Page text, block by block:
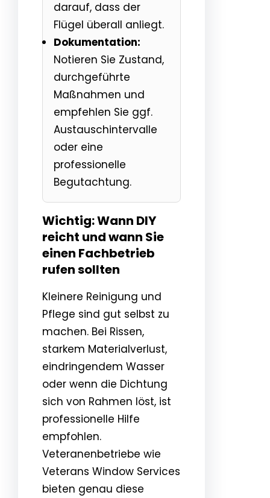
darauf, dass der
Flügel überall anliegt.
Dokumentation:
Notieren Sie Zustand,
durchgeführte
Maßnahmen und
empfehlen Sie ggf.
Austauschintervalle
oder eine
professionelle
Begutachtung.
Wichtig: Wann DIY
reicht und wann Sie
einen Fachbetrieb
rufen sollten
Kleinere Reinigung und
Pflege sind gut selbst zu
machen. Bei Rissen,
starkem Materialverlust,
eindringendem Wasser
oder wenn die Dichtung
sich von Rahmen löst, ist
professionelle Hilfe
empfohlen.
Veteranenbetriebe wie
Veterans Window Services
bieten genau diese